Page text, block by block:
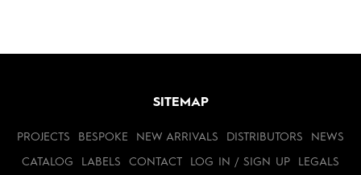
SITEMAP
PROJECTS BESPOKE NEW ARRIVALS DISTRIBUTORS NEWS
CATALOG LABELS CONTACT LOG IN / SIGN UP LEGALS